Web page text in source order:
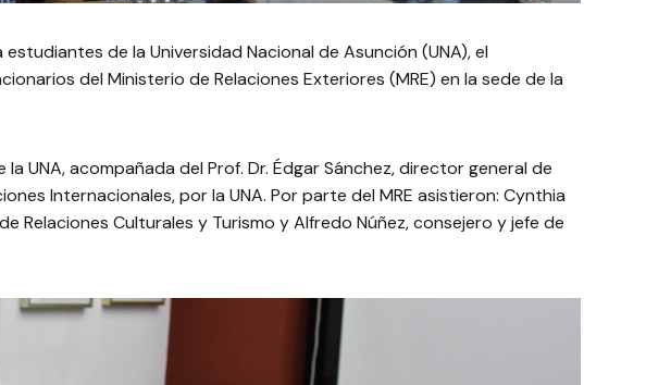
de la Universidad Nacional de Asunción (UNA), el
del Ministerio de Relaciones Exteriores (MRE) en la sede de la
UNA, acompañada del Prof. Dr. Édgar Sánchez, director general de
Internacionales, por la UNA. Por parte del MRE asistieron: Cynthia
Culturales y Turismo y Alfredo Núñez, consejero y jefe de